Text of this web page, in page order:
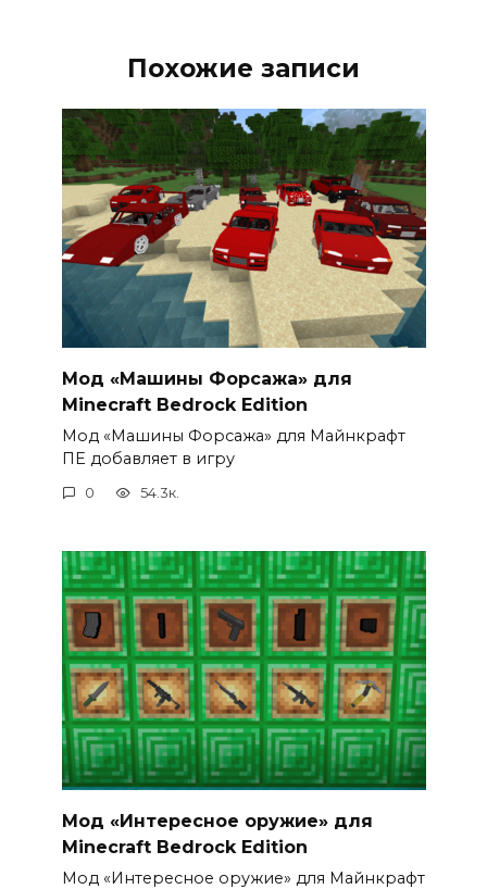
Похожие записи
Мод «Машины Форсажа» для
Minecraft Bedrock Edition
Мод «Машины Форсажа» для Майнкрафт
ПЕ добавляет в игру
0 54.3к.
Мод «Интересное оружие» для
Minecraft Bedrock Edition
Мод «Интересное оружие» для Майнкрафт